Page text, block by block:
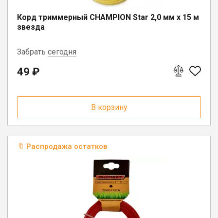
Корд триммерный CHAMPION Star 2,0 мм х 15 м
звезда
Забрать сегодня
п. Коноша, ул. Советская, д. 72А
49 ₽
В корзину
🔖 Распродажа остатков